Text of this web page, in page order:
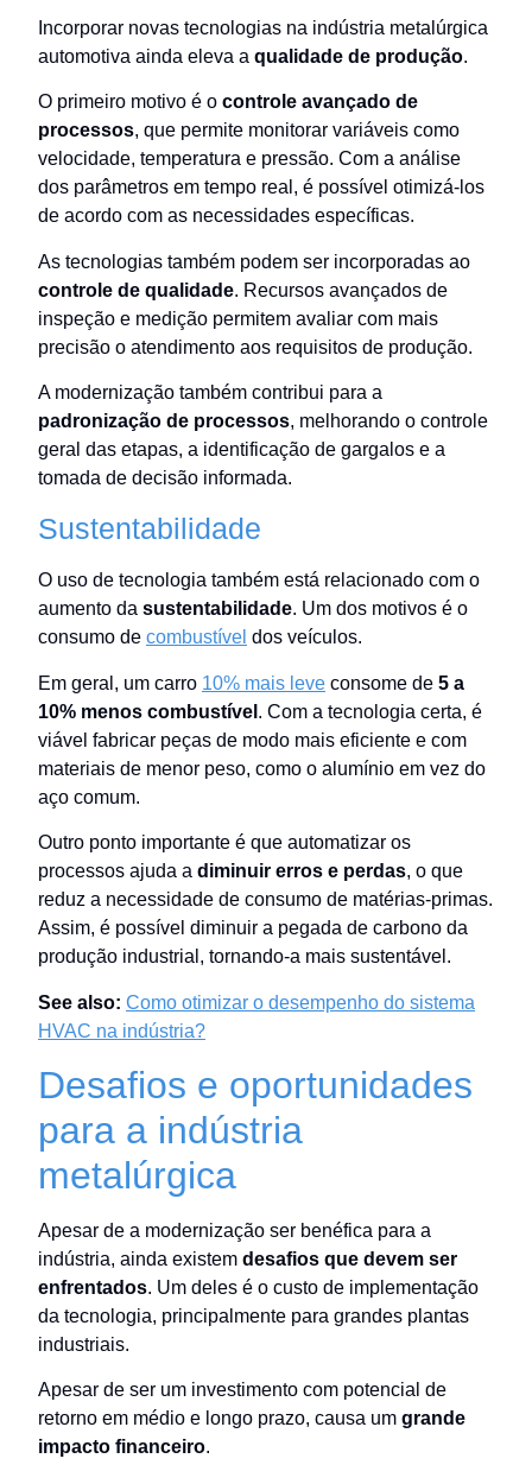
Incorporar novas tecnologias na indústria metalúrgica
automotiva ainda eleva a qualidade de produção.
O primeiro motivo é o controle avançado de
processos, que permite monitorar variáveis como
velocidade, temperatura e pressão. Com a análise
dos parâmetros em tempo real, é possível otimizá-los
de acordo com as necessidades específicas.
As tecnologias também podem ser incorporadas ao
controle de qualidade. Recursos avançados de
inspeção e medição permitem avaliar com mais
precisão o atendimento aos requisitos de produção.
A modernização também contribui para a
padronização de processos, melhorando o controle
geral das etapas, a identificação de gargalos e a
tomada de decisão informada.
Sustentabilidade
O uso de tecnologia também está relacionado com o
aumento da sustentabilidade. Um dos motivos é o
consumo de combustível dos veículos.
Em geral, um carro 10% mais leve consome de 5 a
10% menos combustível . Com a tecnologia certa, é
viável fabricar peças de modo mais eficiente e com
materiais de menor peso, como o alumínio em vez do
aço comum.
Outro ponto importante é que automatizar os
processos ajuda a diminuir erros e perdas, o que
reduz a necessidade de consumo de matérias-primas.
Assim, é possível diminuir a pegada de carbono da
produção industrial, tornando-a mais sustentável.
See also: Como otimizar o desempenho do sistema
HVAC na indústria?
Desafios e oportunidades
para a indústria
metalúrgica
Apesar de a modernização ser benéfica para a
indústria, ainda existem desafios que devem ser
enfrentados. Um deles é o custo de implementação
da tecnologia, principalmente para grandes plantas
industriais.
Apesar de ser um investimento com potencial de
retorno em médio e longo prazo, causa um grande
impacto financeiro.